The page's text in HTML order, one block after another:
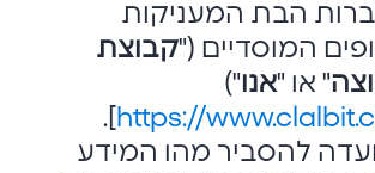
הבת המעניקות
המוסדיים ("קבוצת
" או "אנו")
https://
].
להסביר מהו המידע